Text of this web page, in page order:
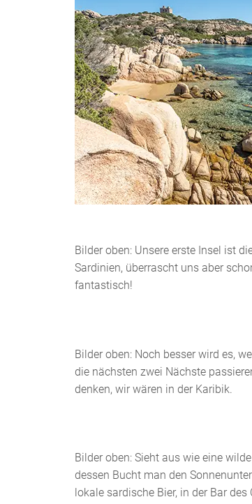
Bilder oben: Unsere erste Insel ist
Sardinien, überrascht uns aber
fantastisch!
Bilder oben: Noch besser wird es,
die nächsten zwei Nächste
denken, wir wären in der Karibik.
Bilder oben: Sieht aus wie eine
dessen Bucht man den
lokale sardische Bier, in der Bar